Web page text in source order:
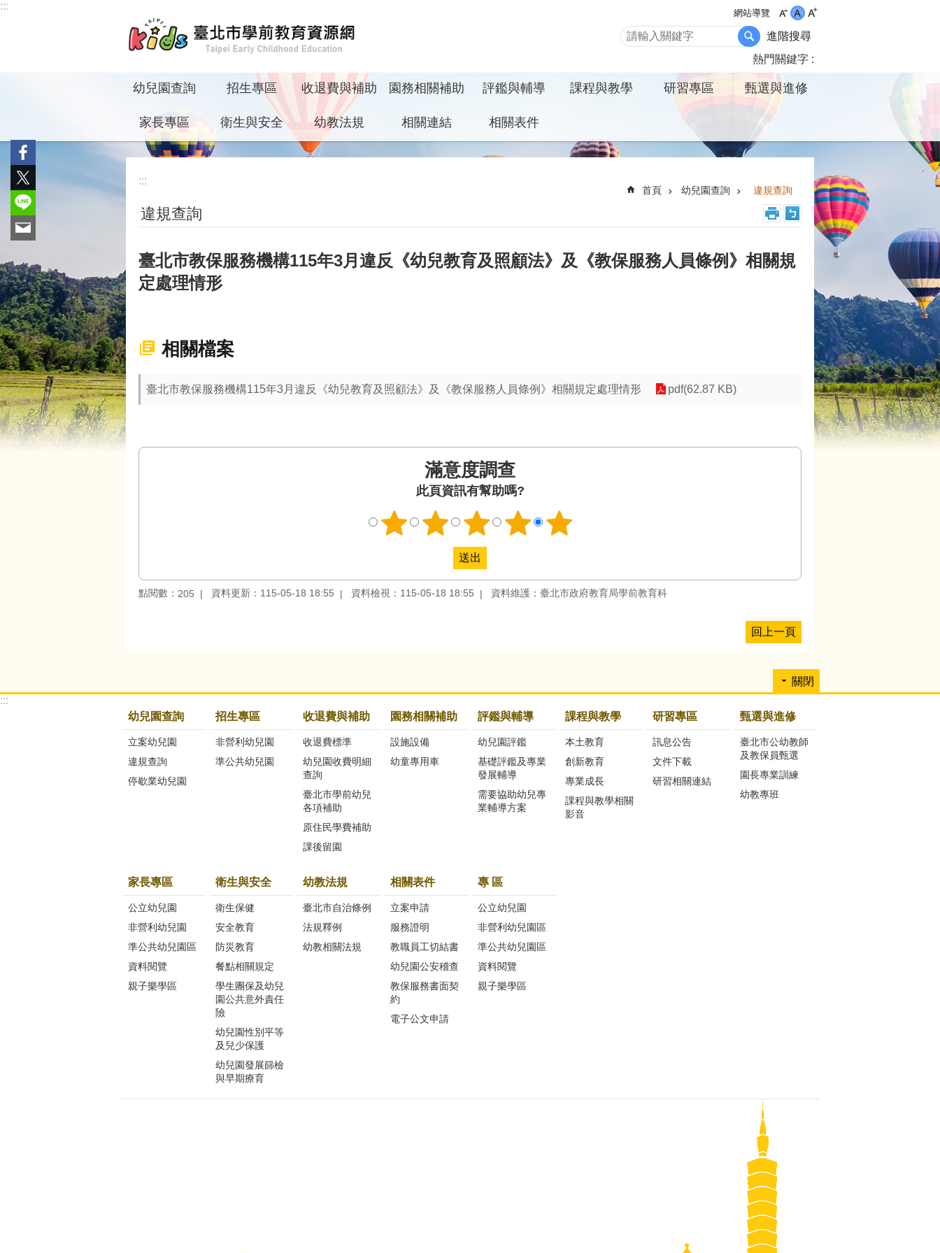
跳到主要內容區塊
:::
網站導覽
進階搜尋
熱門關鍵字
幼兒園查詢 招生專區 收退費與補助 園務相關補助 評鑑與輔導 課程與教學 研習專區 甄選與進修
家長專區 衛生與安全 幼教法規 相關連結 相關表件
:::
首頁 幼兒園查詢 違規查詢
違規查詢
臺北市教保服務機構115年3月違反《幼兒教育及照顧法》及《教保服務人員條例》相關規
定處理情形
相關檔案
臺北市教保服務機構115年3月違反《幼兒教育及照顧法》及《教保服務人員條例》相關規定處理情形 pdf(62.87 KB)
滿意度調查
此頁資訊有幫助嗎?
點閱數： 205 資料更新：115-05-18 18:55 資料檢視：115-05-18 18:55 資料維護：臺北市政府教育局學前教育科
回上一頁
關閉
:::
幼兒園查詢
立案幼兒園
違規查詢
停歇業幼兒園
招生專區
非營利幼兒園
準公共幼兒園
收退費與補助
收退費標準
幼兒園收費明細
查詢
臺北市學前幼兒
各項補助
原住民學費補助
課後留園
園務相關補助
設施設備
幼童專用車
評鑑與輔導
幼兒園評鑑
基礎評鑑及專業
發展輔導
需要協助幼兒專
業輔導方案
課程與教學
本土教育
創新教育
專業成長
課程與教學相關
影音
研習專區
訊息公告
文件下載
研習相關連結
甄選與進修
臺北市公幼教師
及教保員甄選
園長專業訓練
幼教專班
家長專區
公立幼兒園
非營利幼兒園
準公共幼兒園區
資料閱覽
親子樂學區
衛生與安全
衛生保健
安全教育
防災教育
餐點相關規定
學生團保及幼兒
園公共意外責任
險
幼兒園性別平等
及兒少保護
幼兒園發展篩檢
與早期療育
幼教法規
臺北市自治條例
法規釋例
幼教相關法規
相關表件
立案申請
服務證明
教職員工切結書
幼兒園公安稽查
教保服務書面契
約
電子公文申請
專 區
公立幼兒園
非營利幼兒園區
準公共幼兒園區
資料閱覽
親子樂學區